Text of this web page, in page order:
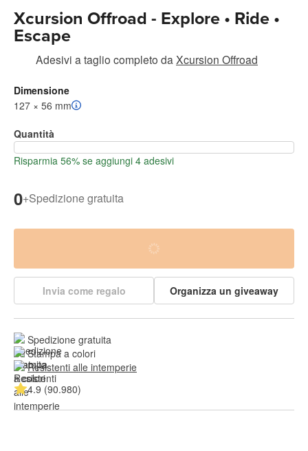
Xcursion Offroad - Explore • Ride •
Escape
Adesivi a taglio completo da Xcursion Offroad
Dimensione
127 × 56 mm
Quantità
Risparmia 56% se aggiungi 4 adesivi
0+Spedizione gratuita
Invia come regalo Organizza un giveaway
Spedizione gratuita
Stampa a colori
Resistenti alle intemperie
4.9 (90.980)